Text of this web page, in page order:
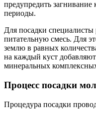
предупредить
периоды.
Для посадки
питательную смесь. Для
землю в равных
на каждый куст
минеральных
Процесс посадки
Процедура посадки